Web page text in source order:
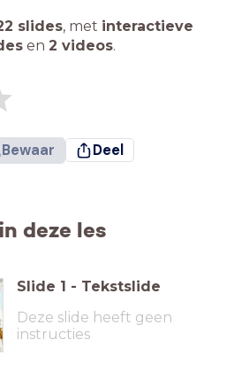
slides, met interactieve
en 2 videos.
Bewaar Deel
deze les
Slide 1 - Tekstslide
Deze slide heeft geen
instructies